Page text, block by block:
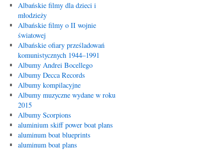
Albańskie filmy dla dzieci i
młodzieży
Albańskie filmy o II wojnie
światowej
Albańskie ofiary prześladowań
komunistycznych 1944–1991
Albumy Andrei Bocellego
Albumy Decca Records
Albumy kompilacyjne
Albumy muzyczne wydane w roku
2015
Albumy Scorpions
aluminium skiff power boat plans
aluminum boat blueprints
aluminum boat plans